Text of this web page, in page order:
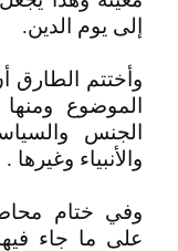
إلى يوم الدين.
الموضوع
الجنس
والأنبياء وغيرها .
وفي ختام
على ما جاء